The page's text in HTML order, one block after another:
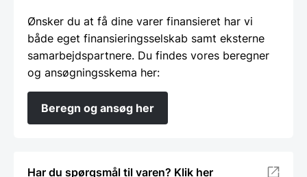
Ønsker du at få dine varer finansieret har vi
både eget finansieringsselskab samt eksterne
samarbejdspartnere. Du findes vores beregner
og ansøgningsskema her:
Beregn og ansøg her
Har du spørgsmål til varen? Klik her